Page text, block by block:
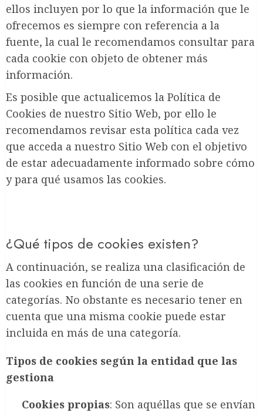
ellos incluyen por lo que la información que le
ofrecemos es siempre con referencia a la
fuente, la cual le recomendamos consultar para
cada cookie con objeto de obtener más
información.
Es posible que actualicemos la Política de
Cookies de nuestro Sitio Web, por ello le
recomendamos revisar esta política cada vez
que acceda a nuestro Sitio Web con el objetivo
de estar adecuadamente informado sobre cómo
y para qué usamos las cookies.
¿Qué tipos de cookies existen?
A continuación, se realiza una clasificación de
las cookies en función de una serie de
categorías. No obstante es necesario tener en
cuenta que una misma cookie puede estar
incluida en más de una categoría.
Tipos de cookies según la entidad que las
gestiona
Cookies propias: Son aquéllas que se envían